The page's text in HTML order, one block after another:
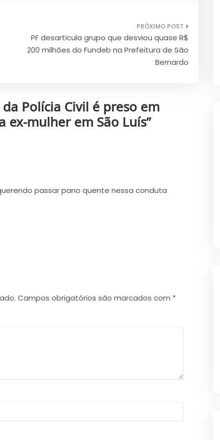
PF desarticula grupo que desviou quase R$
200 milhões do Fundeb na Prefeitura de São
Bernardo
Polícia Civil é preso em
mulher em São Luís”
passar pano quente nessa conduta
Campos obrigatórios são marcados com *